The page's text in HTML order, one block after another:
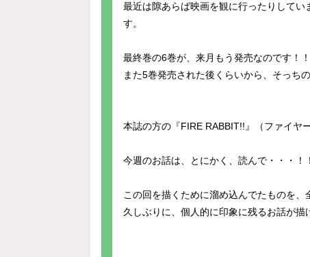
最近は隙あらば映画を観に行ったりして
す。
最終巻の6巻が、来月もう発売なのです！！
また5巻発売された後くらいから、そっち
本誌の方の『FIRE RABBIT!!』（ファイヤ
今週のお話は、とにかく、読んで・・・！
この回を描くために溜め込んでたものを、
久しぶりに、個人的に印象に残るお話が描